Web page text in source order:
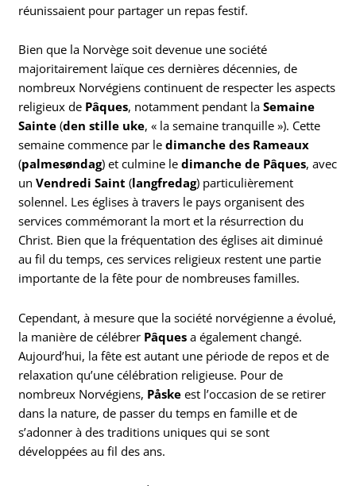
réunissaient pour partager un repas festif.
Bien que la Norvège soit devenue une société
majoritairement laïque ces dernières décennies, de
nombreux Norvégiens continuent de respecter les aspects
religieux de Pâques, notamment pendant laSemaine
Sainte (den stille uke, « la semaine tranquille »). Cette
semaine commence par ledimanche des Rameaux
(palmesøndag) et culmine ledimanche de Pâques, avec
unVendredi Saint (langfredag) particulièrement
solennel. Les églises à travers le pays organisent des
services commémorant la mort et la résurrection du
Christ. Bien que la fréquentation des églises ait diminué
au fil du temps, ces services religieux restent une partie
importante de la fête pour de nombreuses familles.
Cependant, à mesure que la société norvégienne a évolué,
la manière de célébrer Pâques a également changé.
Aujourd’hui, la fête est autant une période de repos et de
relaxation qu’une célébration religieuse. Pour de
nombreux Norvégiens, Påske est l’occasion de se retirer
dans la nature, de passer du temps en famille et de
s’adonner à des traditions uniques qui se sont
développées au fil des ans.